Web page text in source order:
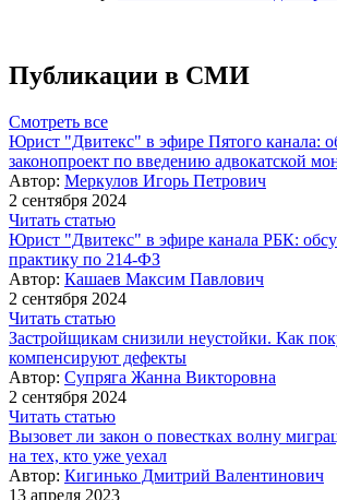
Публикации в СМИ
Смотреть все
Юрист "Двитекс" в эфире Пятого канала:
законопроект по введению адвокатской
Автор: Меркулов Игорь Петрович
2 сентября 2024
Читать статью
Юрист "Двитекс" в эфире канала РБК:
практику по 214-ФЗ
Автор: Кашаев Максим Павлович
2 сентября 2024
Читать статью
Застройщикам снизили неустойки. Как
компенсируют дефекты
Автор: Супряга Жанна Викторовна
2 сентября 2024
Читать статью
Вызовет ли закон о повестках волну
на тех, кто уже уехал
Автор: Кигинько Дмитрий Валентинович
13 апреля 2023